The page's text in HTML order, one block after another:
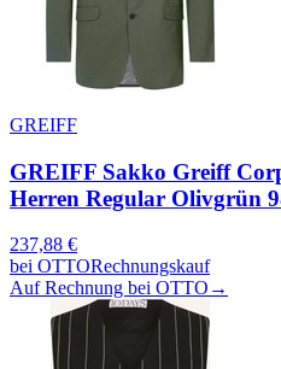
GREIFF
GREIFF Sakko Greiff
Herren Regular Olivgrün
237,88 €
bei OTTORechnungskauf
Auf Rechnung bei OTTO →